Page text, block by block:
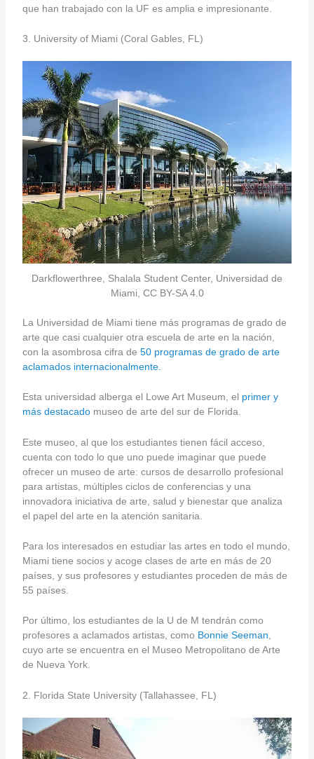
que han trabajado con la UF es amplia e impresionante.
3. University of Miami (Coral Gables, FL)
Darkflowerthree, Shalala Student Center, Universidad de
Miami, CC BY-SA 4.0
La Universidad de Miami tiene más programas de grado de
arte que casi cualquier otra escuela de arte en la nación,
con la asombrosa cifra de 50 programas de grado de arte
aclamados internacionalmente.
Esta universidad alberga el Lowe Art Museum, el primer y
más destacadomuseo de arte del sur de Florida.
Este museo, al que los estudiantes tienen fácil acceso,
cuenta con todo lo que uno puede imaginar que puede
ofrecer un museo de arte: cursos de desarrollo profesional
para artistas, múltiples ciclos de conferencias y una
innovadora iniciativa de arte, salud y bienestar que analiza
el papel del arte en la atención sanitaria.
Para los interesados en estudiar las artes en todo el mundo,
Miami tiene socios y acoge clases de arte en más de 20
países, y sus profesores y estudiantes proceden de más de
55 países.
Por último, los estudiantes de la U de M tendrán como
profesores a aclamados artistas, como Bonnie Seeman,
cuyo arte se encuentra en el Museo Metropolitano de Arte
de Nueva York.
2. Florida State University (Tallahassee, FL)